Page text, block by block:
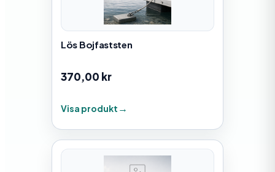
Lös Bojfaststen
370,00 kr
Visa produkt